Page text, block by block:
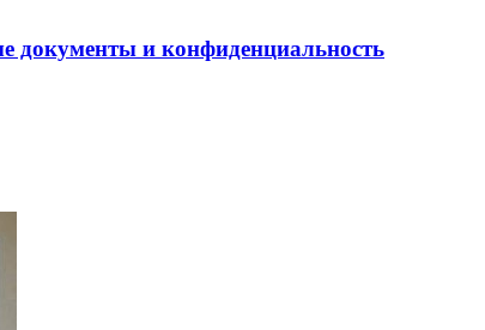
документы и конфиденциальность